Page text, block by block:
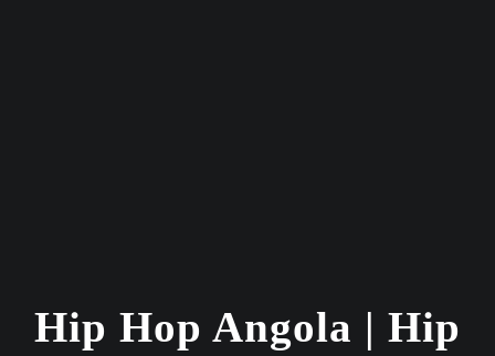
Hip Hop Angola | Hip